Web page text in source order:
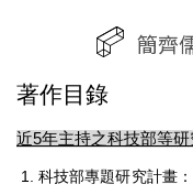
簡齊
著作目錄
近5年主持之科技部等
1. 科技部專題研究計畫